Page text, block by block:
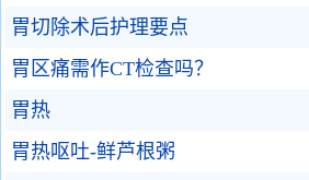
胃切除术后护理要点
胃区痛需作CT检查吗？
胃热
胃热呕吐-鲜芦根粥